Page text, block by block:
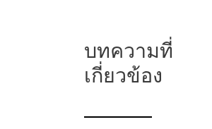
บทความที่
เกี่ยวข้อง